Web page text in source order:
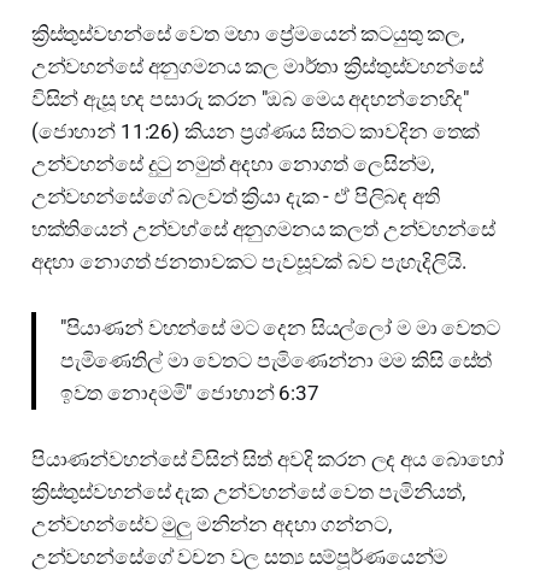
ක්‍රිස්තුස්වහන්සේ වෙත මහා ප්‍රේමයෙන් කටයුතු කල,
උන්වහන්සේ අනුගමනය කල මාර්තා ක්‍රිස්තුස්වහන්සේ
විසින් ඇසූ හද පසාරු කරන "ඔබ මෙය අදහන්නෙහිද"
(ජොහාන් 11:26) කියන ප්‍රශ්ණය සිතට කාවදින තෙක්
උන්වහන්සේ දුටු නමුත් අදහා නොගත් ලෙසින්ම,
උන්වහන්සේගේ බලවත් ක්‍රියා දැක - ඒ පිලිබඳ අති
භක්තියෙන් උන්වහ්සේ අනුගමනය කලත් උන්වහන්සේ
අදහා නොගත් ජනතාවකට පැවසූවක් බව පැහැදිලියි.
"පියාණන් වහන්සේ මට දෙන සියල්ලෝ ම මා වෙතට
පැමිණෙතිල් මා වෙතට පැමිණෙන්නා මම කිසි සේත්
ඉවත නොදමමි" ජොහාන් 6:37
පියාණන්වහන්සේ විසින් සිත් අවදි කරන ලද අය බොහෝ
ක්‍රිස්තුස්වහන්සේ දැක උන්වහන්සේ වෙත පැමිනියත්,
උන්වහන්සේව මුලු මනින්න අදහා ගන්නට,
උන්වහන්සේගේ වචන වල සත්‍ය සම්පූර්ණයෙන්ම